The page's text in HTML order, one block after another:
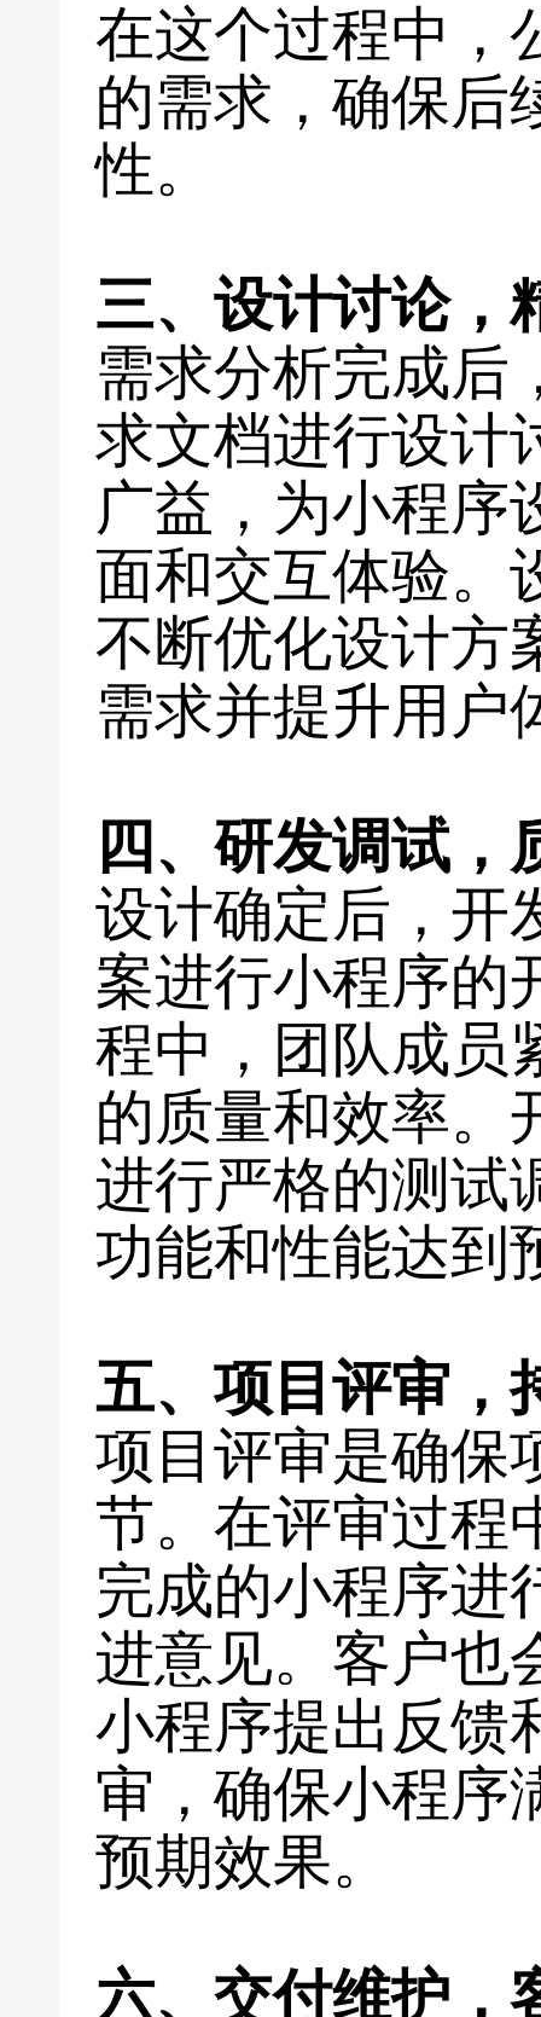
在这个过程中，
的需求，确保后
性。
三、设计讨论，
需求分析完成后
求文档进行设计
广益，为小程序
面和交互体验。
不断优化设计方
需求并提升用户
四、研发调试，
设计确定后，开
案进行小程序的
程中，团队成员
的质量和效率。
进行严格的测试
功能和性能达到
五、项目评审，
项目评审是确保
节。在评审过程
完成的小程序进
进意见。客户也
小程序提出反馈
审，确保小程序
预期效果。
六、交付维护，